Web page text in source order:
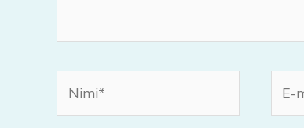
mail*